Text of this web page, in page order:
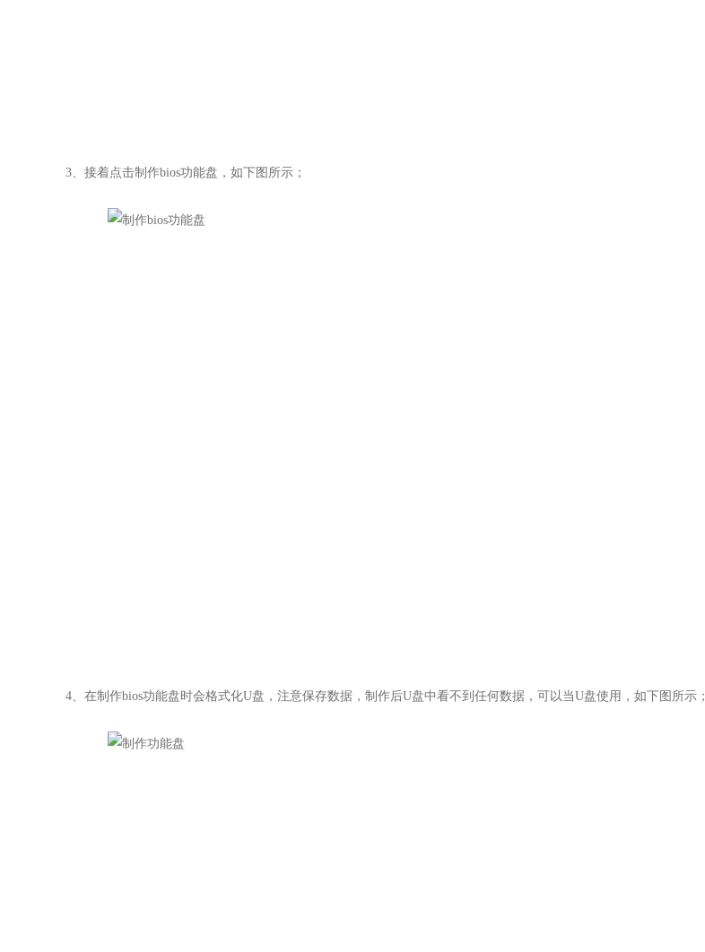
3、接着点击制作bios功能盘，如下图所示；
4、在制作bios功能盘时会格式化U盘，注意保存数据，制作后U盘中看不到任何数据，可以当U盘使用，如下图所示；